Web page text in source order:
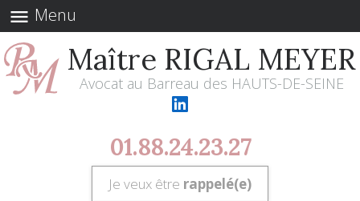
menu Menu
Maître RIGAL MEYER
Avocat au Barreau des HAUTS-DE-SEINE
01.88.24.23.27
Je veux être rappelé(e)